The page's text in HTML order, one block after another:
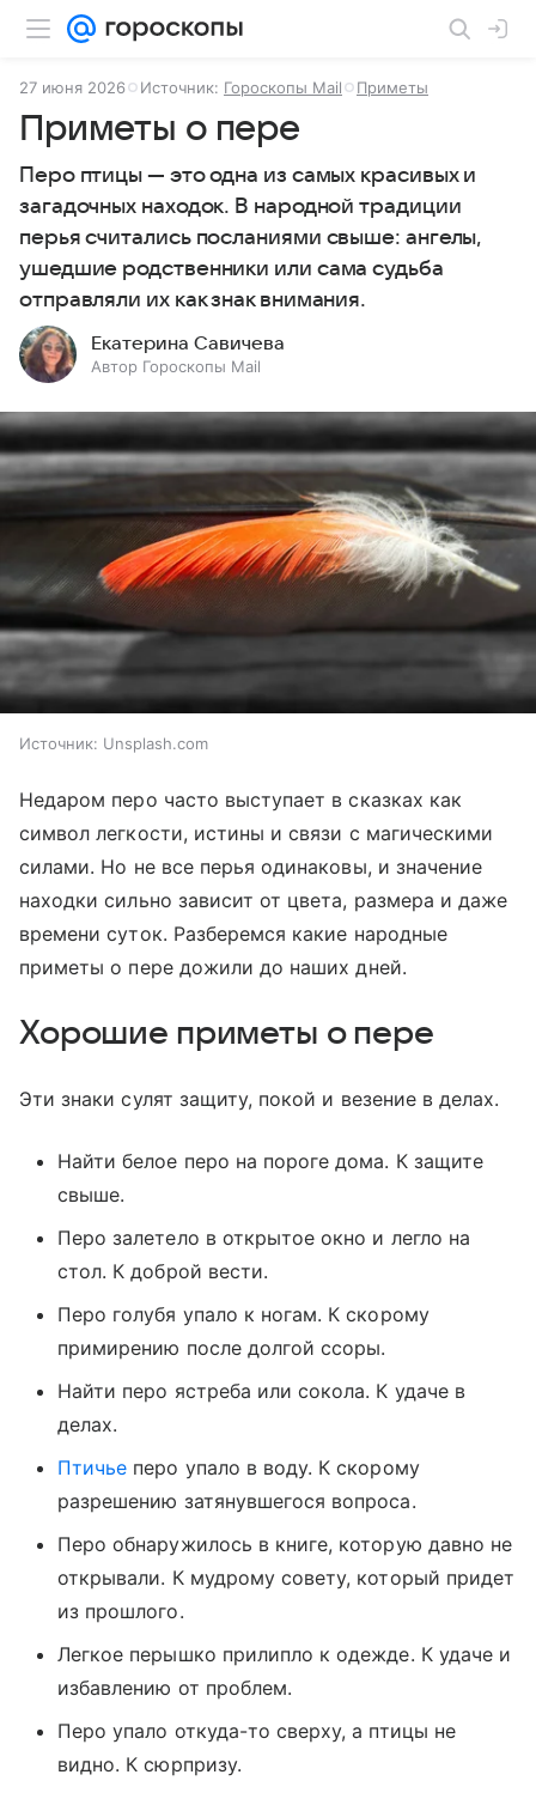
27 июня 2026 Источник: Гороскопы Mail Приметы
Приметы о пере
Перо птицы — это одна из самых красивых и
загадочных находок. В народной традиции
перья считались посланиями свыше: ангелы,
ушедшие родственники или сама судьба
отправляли их как знак внимания.
Екатерина Савичева
Автор Гороскопы Mail
Источник: Unsplash.com
Недаром перо часто выступает в сказках как
символ легкости, истины и связи с магическими
силами. Но не все перья одинаковы, и значение
находки сильно зависит от цвета, размера и даже
времени суток. Разберемся какие народные
приметы о пере дожили до наших дней.
Хорошие приметы о пере
Эти знаки сулят защиту, покой и везение в делах.
Найти белое перо на пороге дома. К защите
свыше.
Перо залетело в открытое окно и легло на
стол. К доброй вести.
Перо голубя упало к ногам. К скорому
примирению после долгой ссоры.
Найти перо ястреба или сокола. К удаче в
делах.
Птичье перо упало в воду. К скорому
разрешению затянувшегося вопроса.
Перо обнаружилось в книге, которую давно не
открывали. К мудрому совету, который придет
из прошлого.
Легкое перышко прилипло к одежде. К удаче и
избавлению от проблем.
Перо упало откуда-то сверху, а птицы не
видно. К сюрпризу.